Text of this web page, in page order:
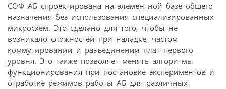
СОФ АБ спроектирована на элементной базе общего
назначения без использования специализированных
микросхем. Это сделано для того, чтобы не
возникало сложностей при наладке, частом
коммутировании и разъединении плат первого
уровня. Это также позволяет менять алгоритмы
функционирования при постановке экспериментов и
отработке режимов работы АБ для различных